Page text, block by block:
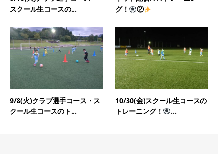
スクール生コースの...
グ！
②
9/8(火)クラブ選手コース・ス
クール生コースのト...
10/30(金)スクール生コースの
トレーニング！
...